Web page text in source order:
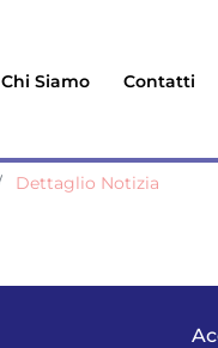
Chi Siamo Contatti
Dettaglio Notizia